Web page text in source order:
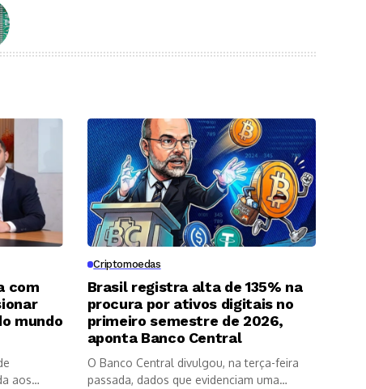
com
mundo
aos
Criptomoedas
Brasil registra alta de 135% na
procura por ativos digitais no
primeiro semestre de 2026,
aponta Banco Central
O Banco Central divulgou, na terça-feira
passada, dados que evidenciam uma